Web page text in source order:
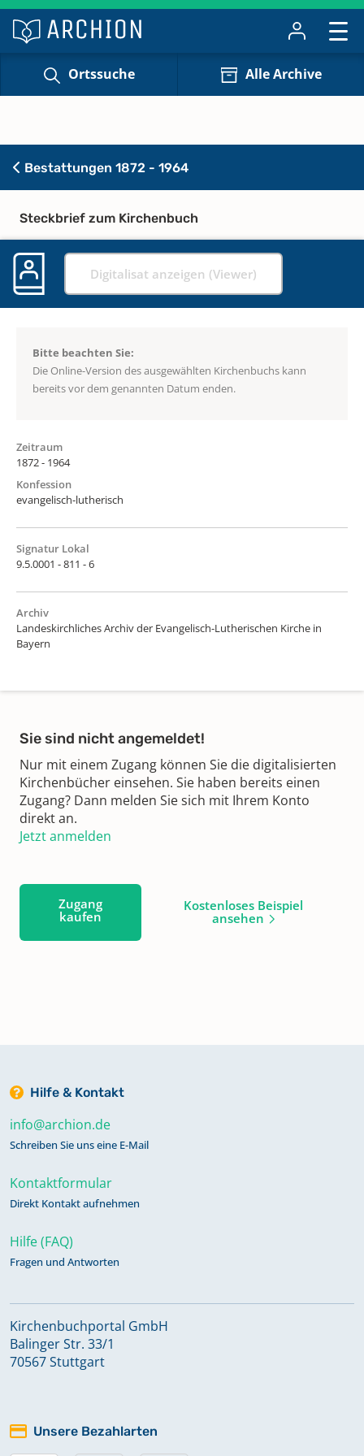
Ortssuche Alle Archive
Bestattungen 1872 - 1964
Steckbrief zum Kirchenbuch
Digitalisat anzeigen (Viewer)
Bitte beachten Sie:
Die Online-Version des ausgewählten Kirchenbuchs kann
bereits vor dem genannten Datum enden.
Zeitraum
1872 - 1964
Konfession
evangelisch-lutherisch
Signatur Lokal
9.5.0001 - 811 - 6
Archiv
Landeskirchliches Archiv der Evangelisch-Lutherischen Kirche in
Bayern
Sie sind nicht angemeldet!
Nur mit einem Zugang können Sie die digitalisierten
Kirchenbücher einsehen. Sie haben bereits einen
Zugang? Dann melden Sie sich mit Ihrem Konto
direkt an.
Jetzt anmelden
Zugang
kaufen
Kostenloses Beispiel
ansehen
Hilfe & Kontakt
info@archion.de
Schreiben Sie uns eine E-Mail
Kontaktformular
Direkt Kontakt aufnehmen
Hilfe (FAQ)
Fragen und Antworten
Kirchenbuchportal GmbH
Balinger Str. 33/1
70567 Stuttgart
Unsere Bezahlarten